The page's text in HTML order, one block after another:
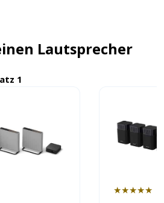
Lautsprecher
1
★★★★★